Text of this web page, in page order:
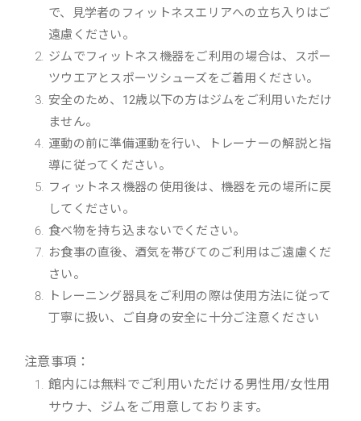
で、見学者のフィットネスエリアへの立ち入りはご
遠慮ください。
ジムでフィットネス機器をご利用の場合は、スポー
ツウエアとスポーツシューズをご着用ください。
安全のため、12歳以下の方はジムをご利用いただけ
ません。
運動の前に準備運動を行い、トレーナーの解説と指
導に従ってください。
フィットネス機器の使用後は、機器を元の場所に戻
してください。
食べ物を持ち込まないでください。
お食事の直後、酒気を帯びてのご利用はご遠慮くだ
さい。
トレーニング器具をご利用の際は使用方法に従って
丁寧に扱い、ご自身の安全に十分ご注意ください
注意事項：
館内には無料でご利用いただける男性用/女性用
サウナ、ジムをご用意しております。